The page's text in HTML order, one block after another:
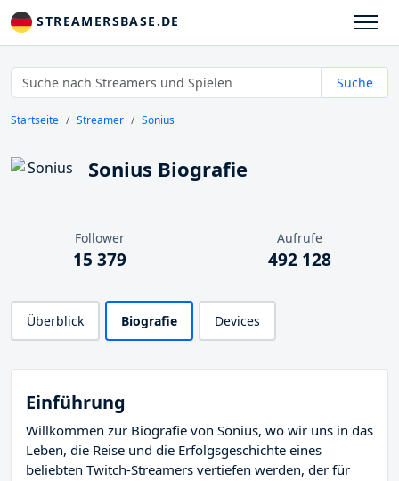
STREAMERSBASE.DE
Suche
Startseite Streamer Sonius
Sonius Biografie
Follower
15 379
Aufrufe
492 128
Überblick Biografie Devices
Einführung
Willkommen zur Biografie von Sonius, wo wir uns in das
Leben, die Reise und die Erfolgsgeschichte eines
beliebten Twitch-Streamers vertiefen werden, der für